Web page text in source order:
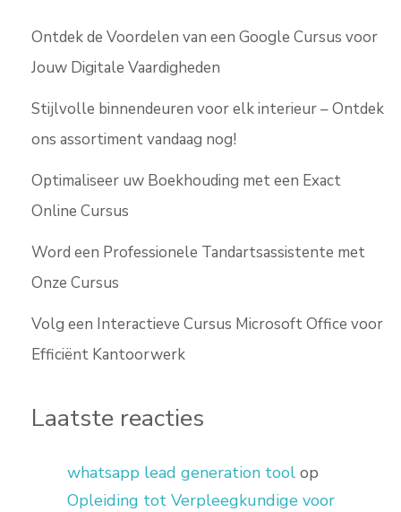
Ontdek de Voordelen van een Google Cursus voor
Jouw Digitale Vaardigheden
Stijlvolle binnendeuren voor elk interieur – Ontdek
ons assortiment vandaag nog!
Optimaliseer uw Boekhouding met een Exact
Online Cursus
Word een Professionele Tandartsassistente met
Onze Cursus
Volg een Interactieve Cursus Microsoft Office voor
Efficiënt Kantoorwerk
Laatste reacties
whatsapp lead generation tool op
Opleiding tot Verpleegkundige voor